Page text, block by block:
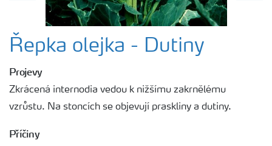
Řepka olejka - Dutiny
Projevy
Zkrácená internodia vedou k nižšímu zakrnělému
vzrůstu. Na stoncích se objevují praskliny a dutiny.
Příčiny